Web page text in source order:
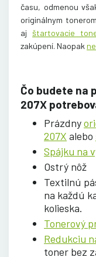
času, odmenou
originálnym
aj štartovacie
zakúpení. Naopak
Čo budete na
207X
Prázdny
207X alebo
Spájku na
Ostrý nôž
Textilnú
na každú
kolieska.
Tonerový
Redukciu
toner bez